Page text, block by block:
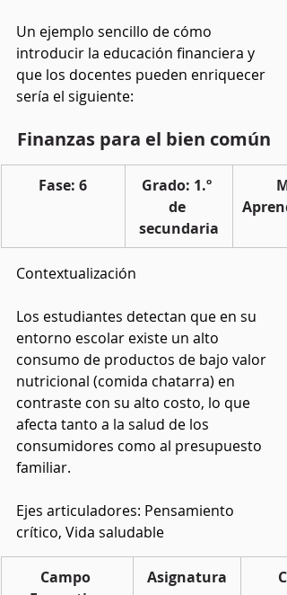
Un ejemplo sencillo de cómo
introducir la educación financiera y
que los docentes pueden enriquecer
sería el siguiente:
Finanzas para el bien común
Fase: 6
Grado: 1.º
de
secundaria
Contextualización
Los estudiantes detectan que en su
entorno escolar existe un alto
consumo de productos de bajo valor
nutricional (comida chatarra) en
contraste con su alto costo, lo que
afecta tanto a la salud de los
consumidores como al presupuesto
familiar.
Ejes articuladores: Pensamiento
crítico, Vida saludable
Campo
Asignatura